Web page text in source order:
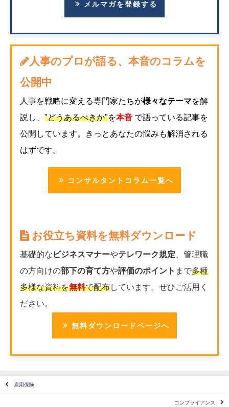
メルマガを登録する
人事のプロが語る、本音のコラムを
公開中
人事を戦略に変える専門家たちが様々なテーマを解
説し、 "どうあるべきか"を本音 で語っている記事を
公開しています。きっとあなたの悩みも解消される
はずです。
コンサルタントコラム一覧へ
お役立ち資料を無料ダウンロード
基礎的な ビジネスマナーやテレワーク規定 、管理職
の方向けの部下の育て方や評価のポイント まで多種
多様な資料を無料で配布しています。ぜひご活用く
ださい。
無料ダウンロードページへ
雇用保険
コンプライアンス